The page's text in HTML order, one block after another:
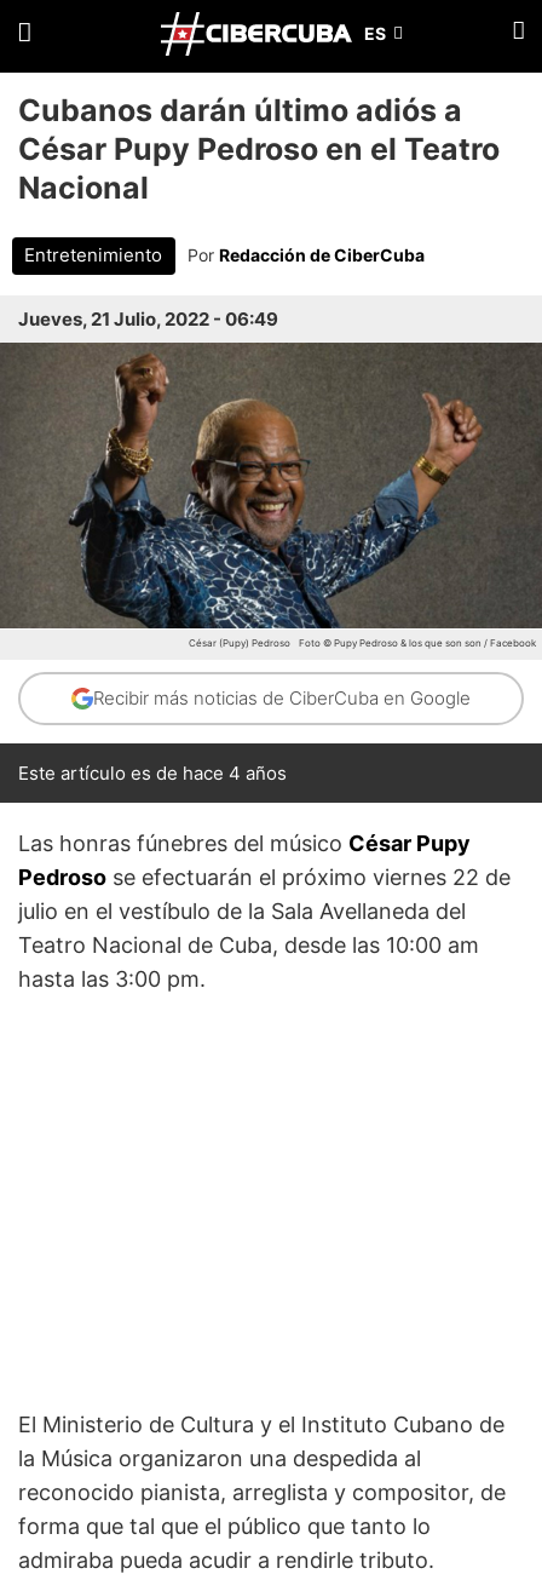
Cubanos darán último adiós a
César Pupy Pedroso en el Teatro
Nacional
Entretenimiento Por Redacción de CiberCuba
Jueves, 21 Julio, 2022 - 06:49
César (Pupy) Pedroso Foto © Pupy Pedroso & los que son son / Facebook
Recibir más noticias de CiberCuba en Google
Este artículo es de hace 4 años
Las honras fúnebres del músico César Pupy
Pedroso se efectuarán el próximo viernes 22 de
julio en el vestíbulo de la Sala Avellaneda del
Teatro Nacional de Cuba, desde las 10:00 am
hasta las 3:00 pm.
El Ministerio de Cultura y el Instituto Cubano de
la Música organizaron una despedida al
reconocido pianista, arreglista y compositor, de
forma que tal que el público que tanto lo
admiraba pueda acudir a rendirle tributo.